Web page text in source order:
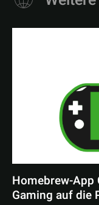
Homebrew-App
Gaming auf die